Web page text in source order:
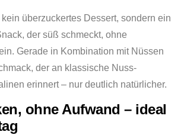
überzuckertes Dessert, sondern ein
der süß schmeckt, ohne
Gerade in Kombination mit Nüssen
der an klassische Nuss-
erinnert – nur deutlich natürlicher.
ohne Aufwand – ideal